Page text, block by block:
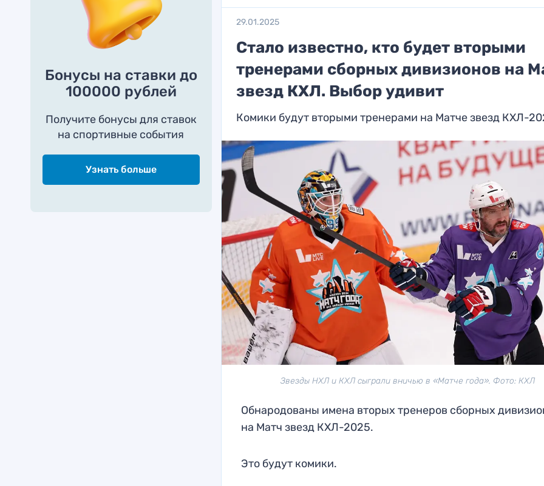
Бонусы на ставки до
100000 рублей
Получите бонусы для ставок
на спортивные события
Узнать больше
29.01.2025
Стало известно, кто будет вторыми
тренерами сборных дивизионов на
звезд КХЛ. Выбор удивит
Комики будут вторыми тренерами на Матче звезд КХЛ-
Звезды НХЛ и КХЛ сыграли вничью в «Матче года». Фото: КХЛ
Обнародованы имена вторых тренеров сборных
на Матч звезд КХЛ-2025.
Это будут комики.